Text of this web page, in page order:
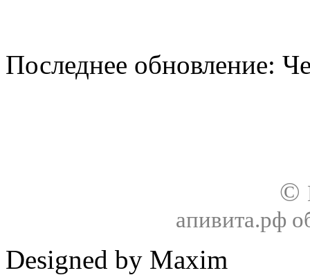
Последнее обновление:
©
апивита.рф
Designed by Maxim